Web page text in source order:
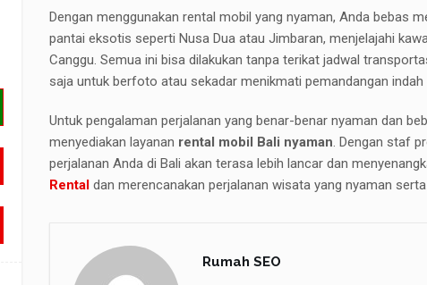
Dengan menggunakan rental mobil yang nyaman, Anda bebas
pantai eksotis seperti Nusa Dua atau Jimbaran, menjelajahi
Canggu. Semua ini bisa dilakukan tanpa terikat jadwal
saja untuk berfoto atau sekadar menikmati pemandangan indah
Untuk pengalaman perjalanan yang benar-benar nyaman dan
menyediakan layanan rental mobil Bali nyaman. Dengan staf
perjalanan Anda di Bali akan terasa lebih lancar dan
Rental dan merencanakan perjalanan wisata yang nyaman
Rumah SEO